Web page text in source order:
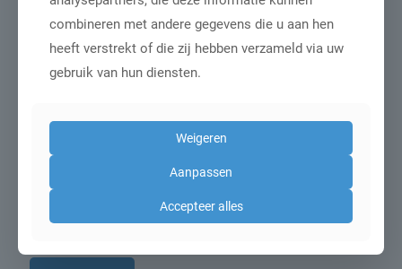
1 augustus 2026
Hout met afstand de populairste
combineren met andere gegevens die u aan hen
heeft verstrekt of die zij hebben verzameld via uw
gebruik van hun diensten.
Weigeren
Aanpassen
Accepteer alles